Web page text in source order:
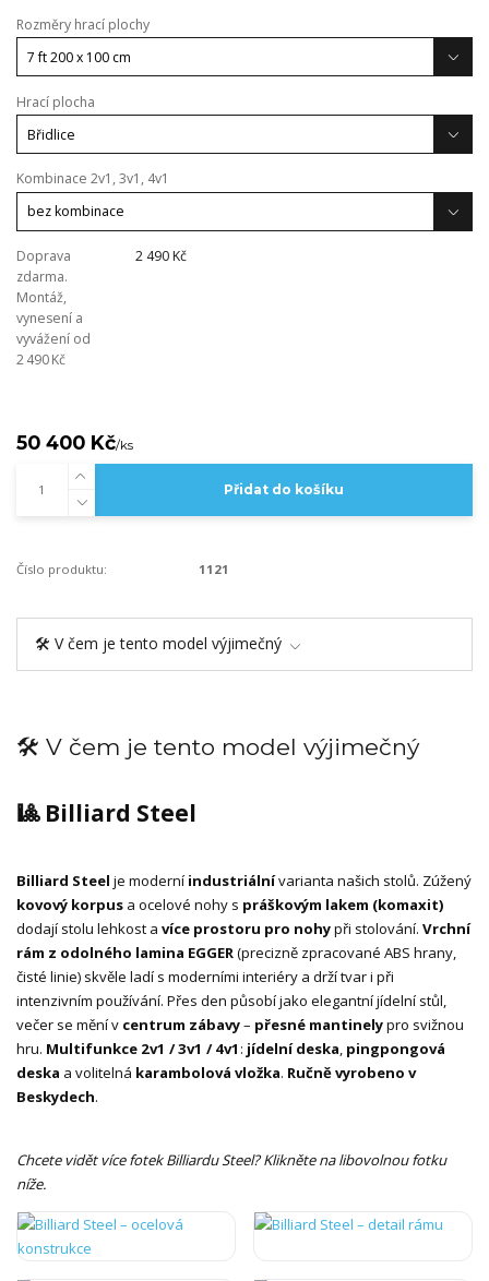
Rozměry hrací plochy
Hrací plocha
Kombinace 2v1, 3v1, 4v1
Doprava
zdarma.
Montáž,
vynesení a
vyvážení od
2 490 Kč
2 490 Kč
50 400 Kč/ks
Přidat do košíku
Číslo produktu: 1121
🛠️ V čem je tento model výjimečný
🛠️ V čem je tento model výjimečný
🎱 Billiard Steel
Billiard Steel je moderní industriálnívarianta našich stolů. Zúžený
kovový korpus a ocelové nohy s práškovým lakem (komaxit)
dodají stolu lehkost a více prostoru pro nohypři stolování. Vrchní
rám z odolného lamina EGGER(precizně zpracované ABS hrany,
čisté linie) skvěle ladí s moderními interiéry a drží tvar i při
intenzivním používání. Přes den působí jako elegantní jídelní stůl,
večer se mění v centrum zábavy– přesné mantinelypro svižnou
hru. Multifunkce 2v1 / 3v1 / 4v1 : jídelní deska, pingpongová
deska a volitelná karambolová vložka. Ručně vyrobeno v
Beskydech.
Chcete vidět více fotek Billiardu Steel? Klikněte na libovolnou fotku
níže.